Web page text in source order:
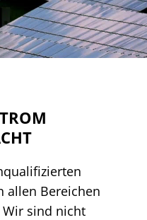
allen Bereichen
Wir sind nicht